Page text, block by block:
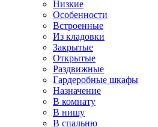
Низкие
Особенности
Встроенные
Из кладовки
Закрытые
Открытые
Раздвижные
Гардеробные шкафы
Назначение
В комнату
В нишу
В спальню